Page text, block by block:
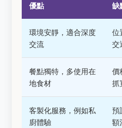
優點 缺
環境安靜，適合深度
交流
位
交
餐點獨特，多使用在
地食材
價
抓
客製化服務，例如私
廚體驗
預
額